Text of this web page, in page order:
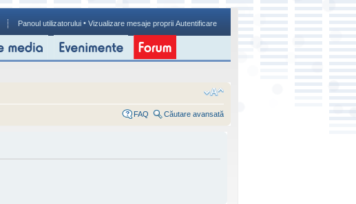
Panoul utilizatorului • Vizualizare mesaje proprii Autentificare
FAQ Căutare avansată